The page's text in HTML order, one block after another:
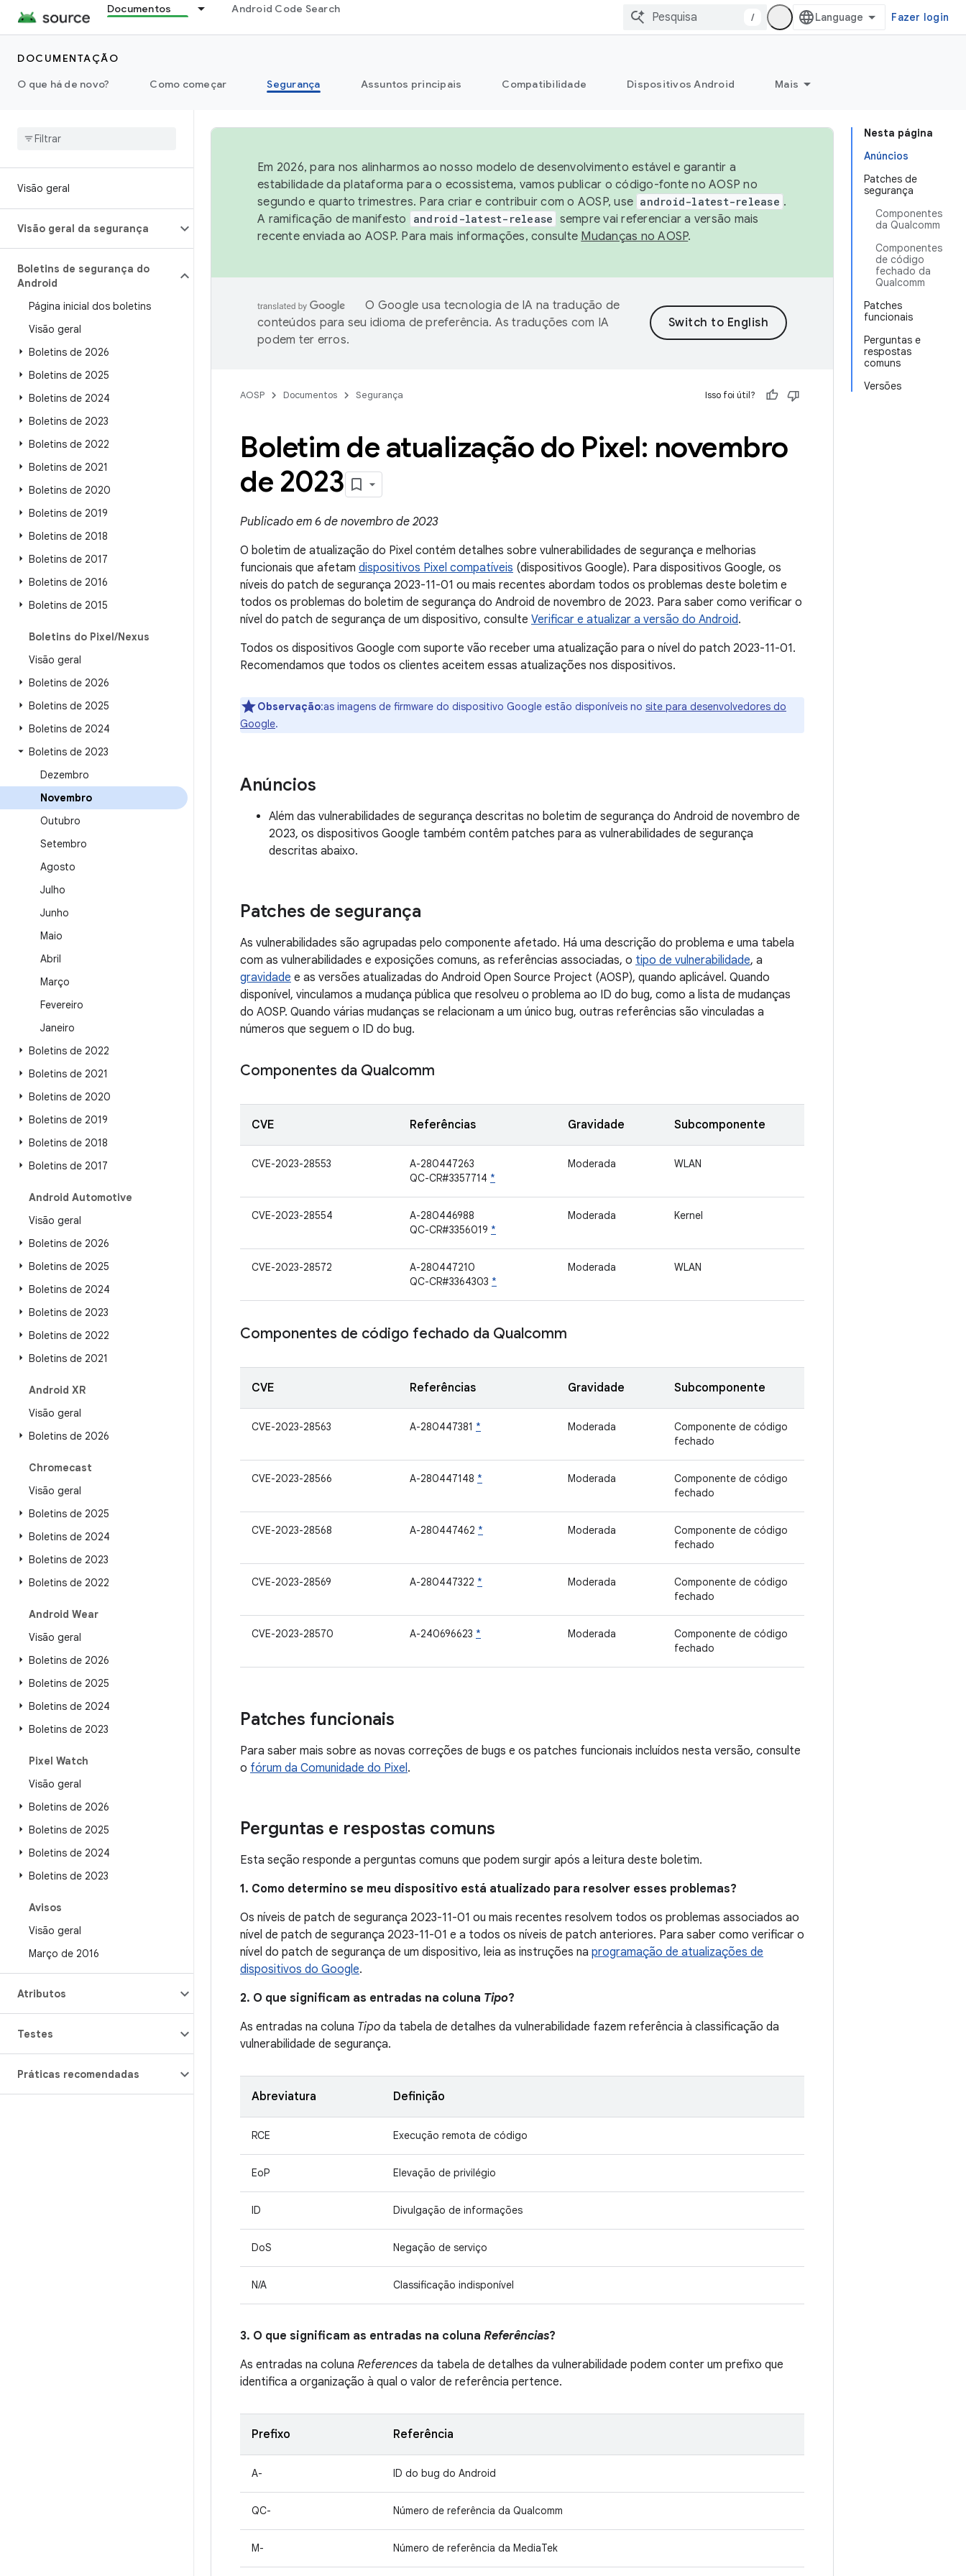
Documentos Android Code Search
/ Fazer login
DOCUMENTAÇÃO
O que há de novo?
Como começar Segurança Assuntos principais Compatibilidade Dispositivos Android Mais
Visão geral
Visão geral da segurança
Boletins de segurança do
Android
Página inicial dos boletins
Visão geral
Boletins de 2026
Boletins de 2025
Boletins de 2024
Boletins de 2023
Boletins de 2022
Boletins de 2021
Boletins de 2020
Boletins de 2019
Boletins de 2018
Boletins de 2017
Boletins de 2016
Boletins de 2015
Boletins do Pixel/Nexus
Visão geral
Boletins de 2026
Boletins de 2025
Boletins de 2024
Boletins de 2023
Dezembro
Novembro
Outubro
Setembro
Agosto
Julho
Junho
Maio
Abril
Março
Fevereiro
Janeiro
Boletins de 2022
Boletins de 2021
Boletins de 2020
Boletins de 2019
Boletins de 2018
Boletins de 2017
Android Automotive
Visão geral
Boletins de 2026
Boletins de 2025
Boletins de 2024
Boletins de 2023
Boletins de 2022
Boletins de 2021
Android XR
Visão geral
Boletins de 2026
Chromecast
Visão geral
Boletins de 2025
Boletins de 2024
Boletins de 2023
Boletins de 2022
Android Wear
Visão geral
Boletins de 2026
Boletins de 2025
Boletins de 2024
Boletins de 2023
Pixel Watch
Visão geral
Boletins de 2026
Boletins de 2025
Boletins de 2024
Boletins de 2023
Avisos
Visão geral
Março de 2016
Atributos
Testes
Práticas recomendadas
Nesta página
Anúncios
Patches de
segurança
Componentes
da Qualcomm
Componentes
de código
fechado da
Qualcomm
Patches
funcionais
Perguntas e
respostas
comuns
Versões
Em 2026, para nos alinharmos ao nosso modelo de desenvolvimento estável e garantir a
estabilidade da plataforma para o ecossistema, vamos publicar o código-fonte no AOSP no
segundo e quarto trimestres. Para criar e contribuir com o AOSP, use android-latest-release .
A ramificação de manifesto
android-latest-release sempre vai referenciar a versão mais
recente enviada ao AOSP. Para mais informações, consulte Mudanças no AOSP.
O Google usa tecnologia de IA na tradução de
conteúdos para seu idioma de preferência. As traduções com IA
podem ter erros.
AOSP Documentos Segurança Isso foi útil?
Boletim de atualização do Pixel: novembro
de 2023
Publicado em 6 de novembro de 2023
O boletim de atualização do Pixel contém detalhes sobre vulnerabilidades de segurança e melhorias
funcionais que afetam dispositivos Pixel compatíveis (dispositivos Google). Para dispositivos Google, os
níveis do patch de segurança 2023-11-01 ou mais recentes abordam todos os problemas deste boletim e
todos os problemas do boletim de segurança do Android de novembro de 2023. Para saber como verificar o
nível do patch de segurança de um dispositivo, consulte Verificar e atualizar a versão do Android.
Todos os dispositivos Google com suporte vão receber uma atualização para o nível do patch 2023-11-01.
Recomendamos que todos os clientes aceitem essas atualizações nos dispositivos.
Observação:as imagens de firmware do dispositivo Google estão disponíveis no site para desenvolvedores do
Google.
Anúncios
Além das vulnerabilidades de segurança descritas no boletim de segurança do Android de novembro de
2023, os dispositivos Google também contêm patches para as vulnerabilidades de segurança
descritas abaixo.
Patches de segurança
As vulnerabilidades são agrupadas pelo componente afetado. Há uma descrição do problema e uma tabela
com as vulnerabilidades e exposições comuns, as referências associadas, o tipo de vulnerabilidade, a
gravidade e as versões atualizadas do Android Open Source Project (AOSP), quando aplicável. Quando
disponível, vinculamos a mudança pública que resolveu o problema ao ID do bug, como a lista de mudanças
do AOSP. Quando várias mudanças se relacionam a um único bug, outras referências são vinculadas a
números que seguem o ID do bug.
Componentes da Qualcomm
CVE Referências Gravidade Subcomponente
CVE-2023-28553
A-280447263
QC-CR#3357714 *
Moderada WLAN
CVE-2023-28554
A-280446988
QC-CR#3356019 *
Moderada Kernel
CVE-2023-28572
A-280447210
QC-CR#3364303 *
Moderada WLAN
Componentes de código fechado da Qualcomm
CVE Referências Gravidade Subcomponente
CVE-2023-28563 A-280447381 * Moderada
Componente de código
fechado
CVE-2023-28566 A-280447148 * Moderada
Componente de código
fechado
CVE-2023-28568 A-280447462 * Moderada
Componente de código
fechado
CVE-2023-28569 A-280447322 * Moderada
Componente de código
fechado
CVE-2023-28570 A-240696623 * Moderada
Componente de código
fechado
Patches funcionais
Para saber mais sobre as novas correções de bugs e os patches funcionais incluídos nesta versão, consulte
o fórum da Comunidade do Pixel.
Perguntas e respostas comuns
Esta seção responde a perguntas comuns que podem surgir após a leitura deste boletim.
1. Como determino se meu dispositivo está atualizado para resolver esses problemas?
Os níveis de patch de segurança 2023-11-01 ou mais recentes resolvem todos os problemas associados ao
nível de patch de segurança 2023-11-01 e a todos os níveis de patch anteriores. Para saber como verificar o
nível do patch de segurança de um dispositivo, leia as instruções na programação de atualizações de
dispositivos do Google.
2. O que significam as entradas na coluna Tipo?
As entradas na coluna Tipo da tabela de detalhes da vulnerabilidade fazem referência à classificação da
vulnerabilidade de segurança.
Abreviatura Definição
RCE Execução remota de código
EoP Elevação de privilégio
ID Divulgação de informações
DoS Negação de serviço
N/A Classificação indisponível
3. O que significam as entradas na coluna Referências?
As entradas na coluna References da tabela de detalhes da vulnerabilidade podem conter um prefixo que
identifica a organização à qual o valor de referência pertence.
Prefixo Referência
A- ID do bug do Android
QC- Número de referência da Qualcomm
M- Número de referência da MediaTek